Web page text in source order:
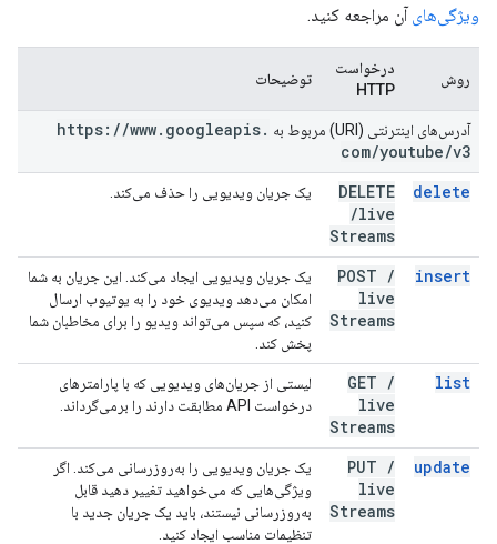
ویژگی‌های آن مراجعه کنید.
روش
درخواست
HTTP
توضیحات
آدرس‌های اینترنتی (URI) مربوط به https: //www. googleapis.
com/youtube/v3
delete
DELETE
/live
Streams
یک جریان ویدیویی را حذف می‌کند.
insert
POST /
live
Streams
یک جریان ویدیویی ایجاد می‌کند. این جریان به شما
امکان می‌دهد ویدیوی خود را به یوتیوب ارسال
کنید، که سپس می‌تواند ویدیو را برای مخاطبان شما
پخش کند.
list
GET /
live
Streams
لیستی از جریان‌های ویدیویی که با پارامترهای
درخواست API مطابقت دارند را برمی‌گرداند.
update
PUT /
live
Streams
یک جریان ویدیویی را به‌روزرسانی می‌کند. اگر
ویژگی‌هایی که می‌خواهید تغییر دهید قابل
به‌روزرسانی نیستند، باید یک جریان جدید با
تنظیمات مناسب ایجاد کنید.